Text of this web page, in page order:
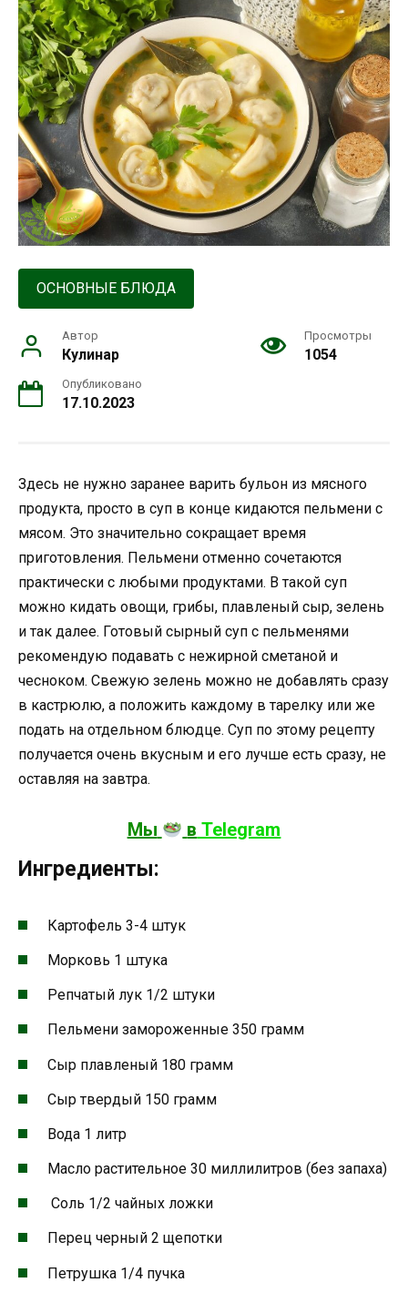
ОСНОВНЫЕ БЛЮДА
Автор
Кулинар
Просмотры
1054
Опубликовано
17.10.2023
Здесь не нужно заранее варить бульон из мясного
продукта, просто в суп в конце кидаются пельмени с
мясом. Это значительно сокращает время
приготовления. Пельмени отменно сочетаются
практически с любыми продуктами. В такой суп
можно кидать овощи, грибы, плавленый сыр, зелень
и так далее. Готовый сырный суп с пельменями
рекомендую подавать с нежирной сметаной и
чесноком. Свежую зелень можно не добавлять сразу
в кастрюлю, а положить каждому в тарелку или же
подать на отдельном блюдце. Суп по этому рецепту
получается очень вкусным и его лучше есть сразу, не
оставляя на завтра.
Мы в Теlegram
Ингредиенты:
Картофель 3-4 штук
Морковь 1 штука
Репчатый лук 1/2 штуки
Пельмени замороженные 350 грамм
Сыр плавленый 180 грамм
Сыр твердый 150 грамм
Вода 1 литр
Масло растительное 30 миллилитров (без запаха)
Соль 1/2 чайных ложки
Перец черный 2 щепотки
Петрушка 1/4 пучка